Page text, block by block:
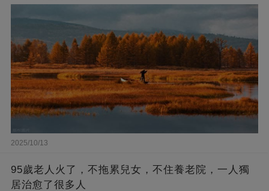
2025/10/13
95歲老人火了，不拖累兒女，不住養老院，一人獨
居治愈了很多人